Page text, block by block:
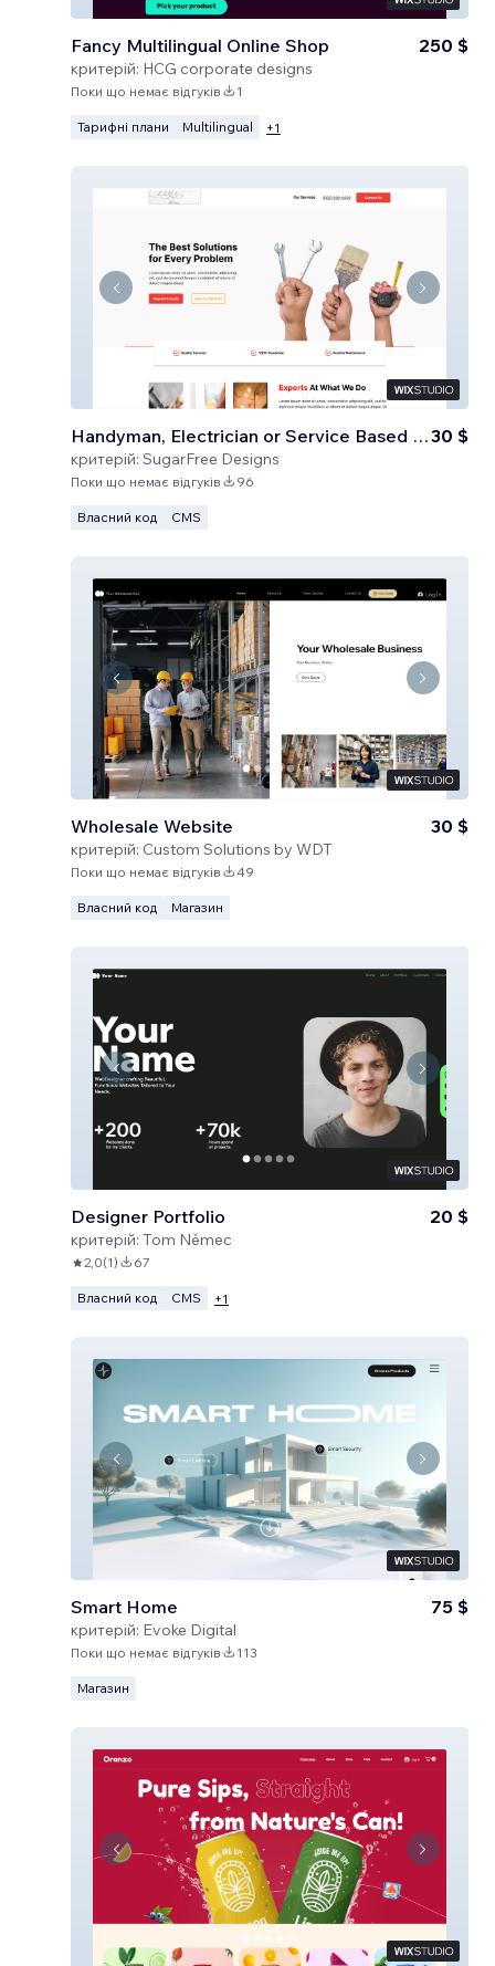
Fancy Multilingual Online Shop
критерій: HCG corporate designs
250 $
Поки що немає відгуків 1
Тарифні плани Multilingual +1
Handyman, Electrician or Service Based Business
критерій: SugarFree Designs
30 $
Поки що немає відгуків 96
Власний код CMS
Wholesale Website
критерій: Custom Solutions by WDT
30 $
Поки що немає відгуків 49
Власний код Магазин
Designer Portfolio
критерій: Tom Němec
20 $
2,0(1) 67
Власний код CMS +1
Smart Home
критерій: Evoke Digital
75 $
Поки що немає відгуків 113
Магазин